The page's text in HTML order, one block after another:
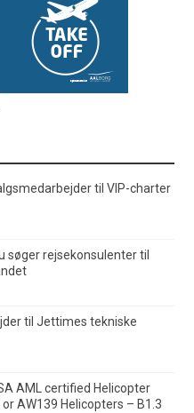
til VIP-charter
søger rejsekonsulenter til
til Jettimes tekniske
AML certified Helicopter
AW139 Helicopters – B1.3